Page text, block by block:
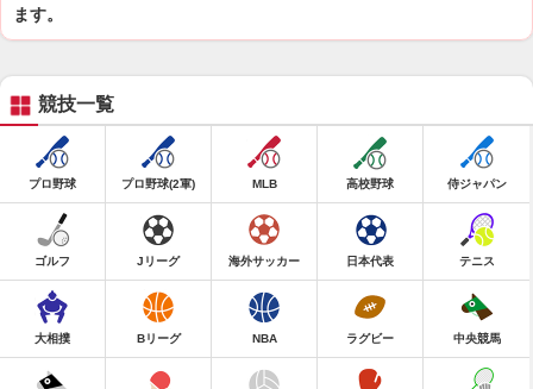
ます。
競技一覧
プロ野球 プロ野球(2軍) MLB 高校野球 侍ジャパン
ゴルフ Jリーグ 海外サッカー 日本代表 テニス
大相撲 Bリーグ NBA ラグビー 中央競馬